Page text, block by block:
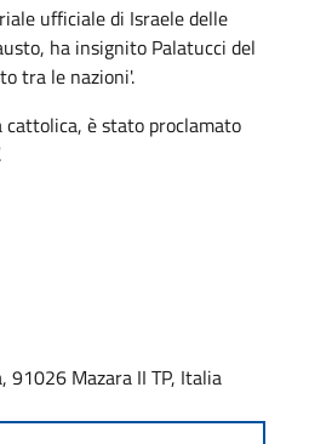
ufficiale di Israele delle
ha insignito Palatucci del
tra le nazioni'.
cattolica, è stato proclamato
91026 Mazara II TP, Italia